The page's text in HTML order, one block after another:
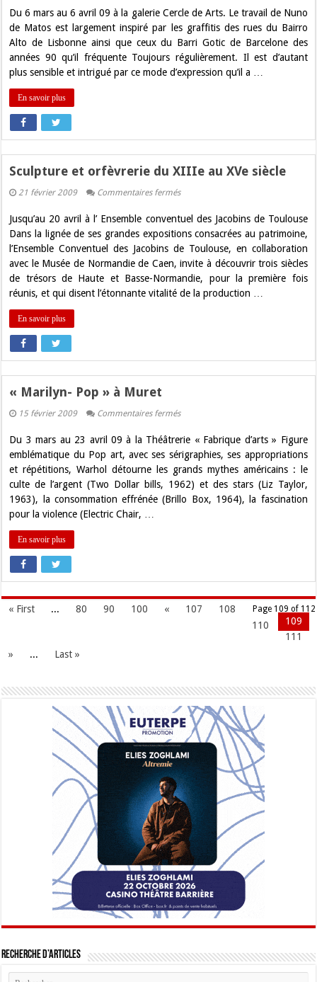
et
Installation
graffit
!
Du 6 mars au 6 avril 09 à la galerie Cercle de Arts. Le travail de Nuno
de Matos est largement inspiré par les graffitis des rues du Bairro
Alto de Lisbonne ainsi que ceux du Barri Gotic de Barcelone des
années 90 qu’il fréquente Toujours régulièrement. Il est d’autant
plus sensible et intrigué par ce mode d’expression qu’il a …
En savoir plus
Sculpture et orfèvrerie du XIIIe au XVe siècle
21 février 2009 Commentaires ferméssur
orfèvrerie
du
au
XVe
Jusqu’au 20 avril à l’ Ensemble conventuel des Jacobins de Toulouse
Dans la lignée de ses grandes expositions consacrées au patrimoine,
l’Ensemble Conventuel des Jacobins de Toulouse, en collaboration
avec le Musée de Normandie de Caen, invite à découvrir trois siècles
de trésors de Haute et Basse-Normandie, pour la première fois
réunis, et qui disent l’étonnante vitalité de la production …
En savoir plus
« Marilyn- Pop » à Muret
15 février 2009 Commentaires ferméssur
Pop
»
à
Muret
Du 3 mars au 23 avril 09 à la Théâtrerie « Fabrique d’arts » Figure
emblématique du Pop art, avec ses sérigraphies, ses appropriations
et répétitions, Warhol détourne les grands mythes américains : le
culte de l’argent (Two Dollar bills, 1962) et des stars (Liz Taylor,
1963), la consommation effrénée (Brillo Box, 1964), la fascination
pour la violence (Electric Chair, …
En savoir plus
Page 109 of 112
« First ... 80 90 100 « 107
108
109
110
111
»
... Last »
Recherche d’articles